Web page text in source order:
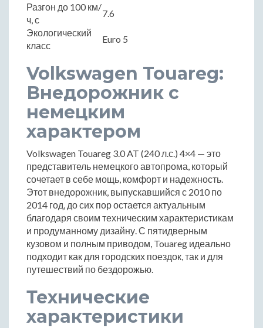
Разгон до 100 км/
ч, с
7.6
Экологический
класс
Euro 5
Volkswagen Touareg:
Внедорожник с
немецким
характером
Volkswagen Touareg 3.0 AT (240 л.с.) 4×4 — это
представитель немецкого автопрома, который
сочетает в себе мощь, комфорт и надежность.
Этот внедорожник, выпускавшийся с 2010 по
2014 год, до сих пор остается актуальным
благодаря своим техническим характеристикам
и продуманному дизайну. С пятидверным
кузовом и полным приводом, Touareg идеально
подходит как для городских поездок, так и для
путешествий по бездорожью.
Технические
характеристики